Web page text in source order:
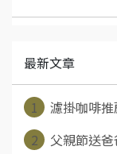
最新文章
1
濾掛咖啡
2
父親節送